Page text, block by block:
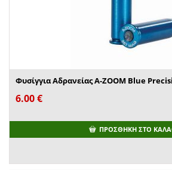
Φυσίγγια Αδρανείας A-ZOOM Blue
6.00€
ΠΡΟΣΘΉΚΗ ΣΤΟ